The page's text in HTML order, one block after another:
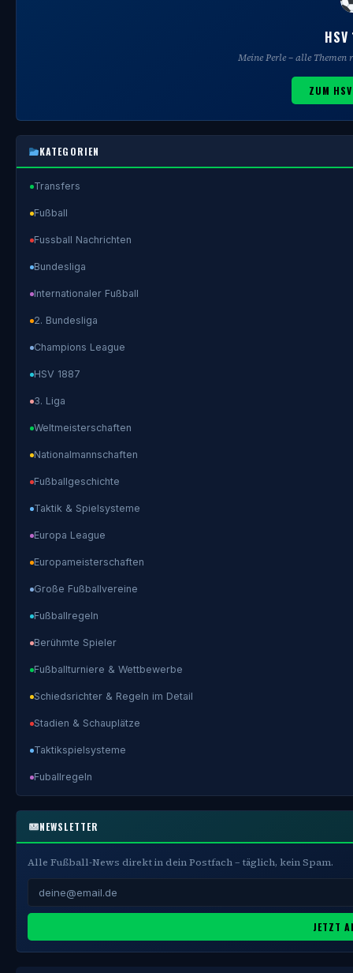
Meine Perle – alle
ZUM
KATEGORIEN
Transfers
Fußball
Fussball Nachrichten
Bundesliga
Internationaler Fußball
2. Bundesliga
Champions League
HSV 1887
3. Liga
Weltmeisterschaften
Nationalmannschaften
Fußballgeschichte
Taktik & Spielsysteme
Europa League
Europameisterschaften
Große Fußballvereine
Fußballregeln
Berühmte Spieler
Fußballturniere & Wettbewerbe
Schiedsrichter & Regeln im Detail
Stadien & Schauplätze
Taktikspielsysteme
Fuballregeln
NEWSLETTER
Alle Fußball-News direkt in dein Postfach – täglich, kein Spam.
JETZT